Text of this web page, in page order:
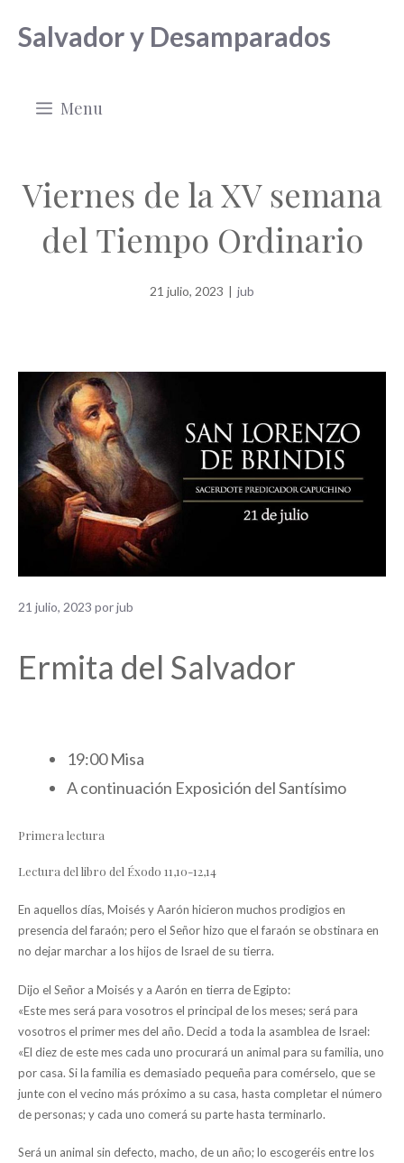
Salvador y Desamparados
Menu
Viernes de la XV semana
del Tiempo Ordinario
21 julio, 2023 | jub
21 julio, 2023 porjub
Ermita del Salvador
19:00 Misa
A continuación Exposición del Santísimo
Primera lectura
Lectura del libro del Éxodo 11,10-12,14
En aquellos días, Moisés y Aarón hicieron muchos prodigios en
presencia del faraón; pero el Señor hizo que el faraón se obstinara en
no dejar marchar a los hijos de Israel de su tierra.
Dijo el Señor a Moisés y a Aarón en tierra de Egipto:
«Este mes será para vosotros el principal de los meses; será para
vosotros el primer mes del año. Decid a toda la asamblea de Israel:
«El diez de este mes cada uno procurará un animal para su familia, uno
por casa. Si la familia es demasiado pequeña para comérselo, que se
junte con el vecino más próximo a su casa, hasta completar el número
de personas; y cada uno comerá su parte hasta terminarlo.
Será un animal sin defecto, macho, de un año; lo escogeréis entre los